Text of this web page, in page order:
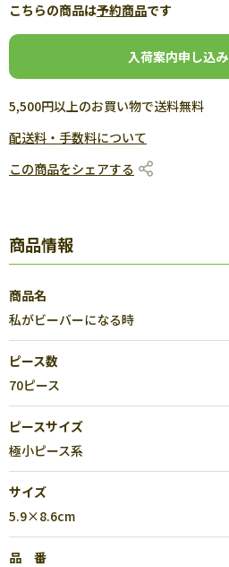
こちらの商品は予約商品です
入荷案内申し込み
5,500円以上のお買い物で送料無料
配送料・手数料について
この商品をシェアする
商品情報
商品名
私がビーバーになる時
ピース数
70ピース
ピースサイズ
極小ピース系
サイズ
5.9×8.6cm
品 番